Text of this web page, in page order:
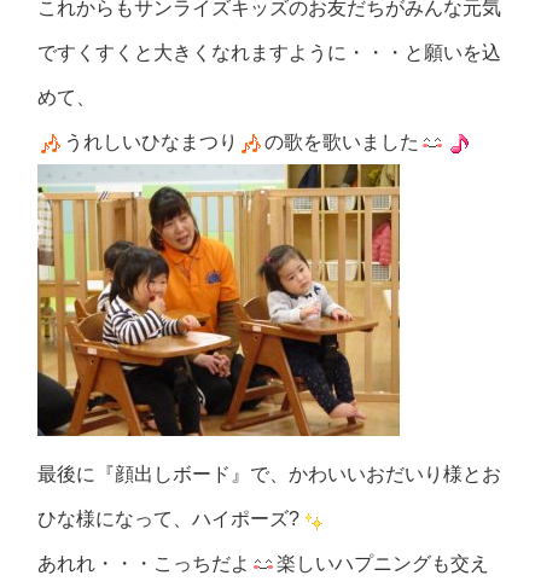
これからもサンライズキッズのお友だちがみんな元気
ですくすくと大きくなれますように・・・と願いを込
めて、
うれしいひなまつり の歌を歌いました
最後に『顔出しボード』で、かわいいおだいり様とお
ひな様になって、ハイポーズ?
あれれ・・・こっちだよ 楽しいハプニングも交え